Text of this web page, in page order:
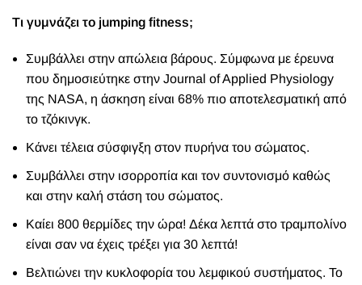
Τι γυμνάζει το jumping fitness;
Συμβάλλει στην απώλεια βάρους. Σύμφωνα με έρευνα
που δημοσιεύτηκε στην Journal of Applied Physiology
της NASA, η άσκηση είναι 68% πιο αποτελεσματική από
το τζόκινγκ.
Κάνει τέλεια σύσφιγξη στον πυρήνα του σώματος.
Συμβάλλει στην ισορροπία και τον συντονισμό καθώς
και στην καλή στάση του σώματος.
Καίει 800 θερμίδες την ώρα! Δέκα λεπτά στο τραμπολίνο
είναι σαν να έχεις τρέξει για 30 λεπτά!
Βελτιώνει την κυκλοφορία του λεμφικού συστήματος. Το